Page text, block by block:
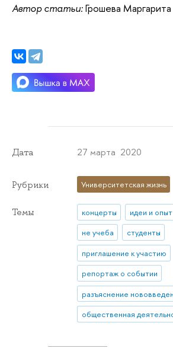
Автор статьи:Грошева Маргарита
Дата 27 марта 2020
Рубрики Университетская жизнь
Темы концерты
идеи и опыт
не учеба
студенты
приглашение к участию
репортаж о событии